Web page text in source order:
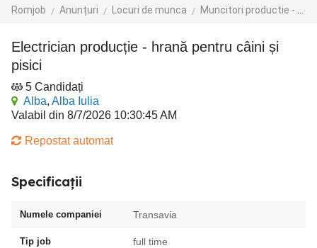
Romjob Anunțuri Locuri de munca Muncitori productie - depozit - logistica
Electrician producție - hrană pentru câini și
pisici
5 Candidați
Alba, Alba Iulia
Valabil din 8/7/2026 10:30:45 AM
Repostat automat
Specificații
Numele companiei Transavia
Tip job full time